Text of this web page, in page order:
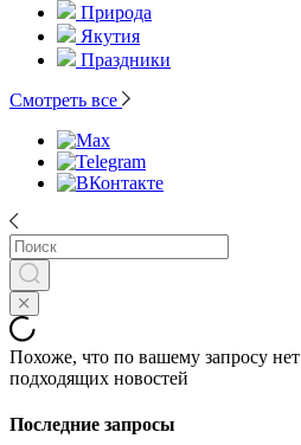
Природа
Якутия
Праздники
Смотреть все
Похоже, что по вашему запросу нет
подходящих новостей
Последние запросы